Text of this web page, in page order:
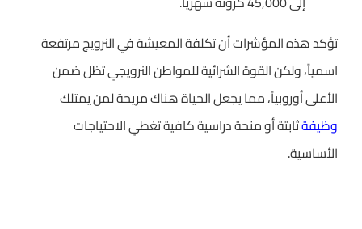
تؤكد هذه المؤشرات أن تكلفة المعيشة في النرويج مرتفعة
اسمياً، ولكن القوة الشرائية للمواطن النرويجي تظل ضمن
الأعلى أوروبياً، مما يجعل الحياة هناك مريحة لمن يمتلك
وظيفةثابتة أو منحة دراسية كافية تغطي الاحتياجات
الأساسية.